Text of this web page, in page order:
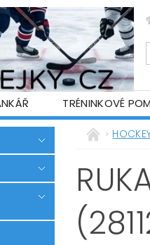
TRÉNINKOVÉ
WARRIOR
ÚDAJŮ